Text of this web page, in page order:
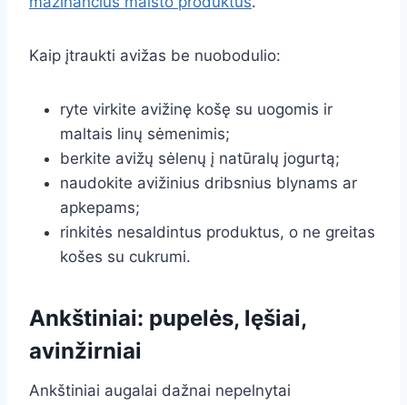
Kaip įtraukti avižas be nuobodulio:
ryte virkite avižinę košę su uogomis ir
maltais linų sėmenimis;
berkite avižų sėlenų į natūralų jogurtą;
naudokite avižinius dribsnius blynams ar
apkepams;
rinkitės nesaldintus produktus, o ne greitas
košes su cukrumi.
Ankštiniai: pupelės, lęšiai,
avinžirniai
Ankštiniai augalai dažnai nepelnytai